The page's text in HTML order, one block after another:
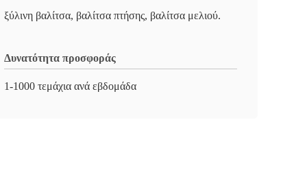
ξύλινη βαλίτσα, βαλίτσα πτήσης, βαλίτσα μελιού.
Δυνατότητα προσφοράς
1-1000 τεμάχια ανά εβδομάδα